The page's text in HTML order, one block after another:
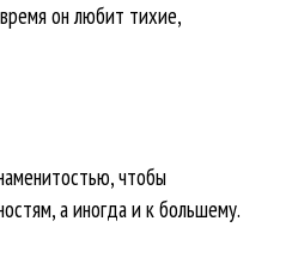
он любит тихие,
чтобы
а иногда и к большему.